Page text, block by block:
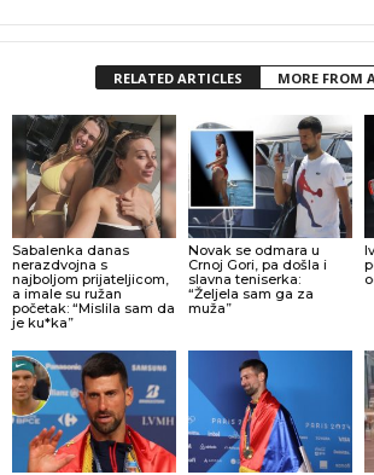
RELATED ARTICLES MORE FROM
Sabalenka danas
nerazdvojna s
najboljom prijateljicom,
a imale su ružan
početak: “Mislila sam da
je ku*ka”
Novak se odmara u
Crnoj Gori, pa došla i
slavna teniserka:
“Željela sam ga za
muža”